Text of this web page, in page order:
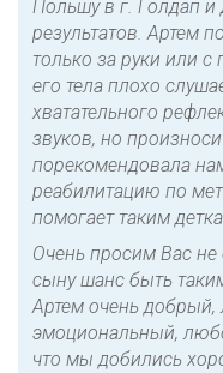
Польшу в г. Голдап и
результатов. Артем
только за руки или
его тела плохо
хватательного
звуков, но
порекомендовала
реабилитацию по
помогает таким
Очень просим Вас не
сыну шанс быть
Артем очень
эмоциональный,
что мы добились